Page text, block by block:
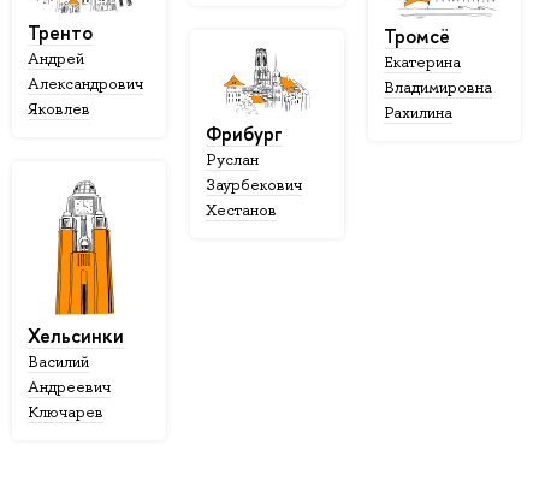
Тренто
Андрей
Александрович
Яковлев
Тромсё
Екатерина
Владимировна
Рахилина
Фрибург
Руслан
Заурбекович
Хестанов
Хельсинки
Василий
Андреевич
Ключарев